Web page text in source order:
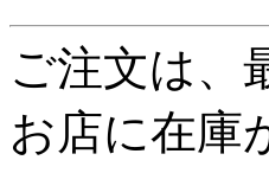
ご注文は、
お店に在庫